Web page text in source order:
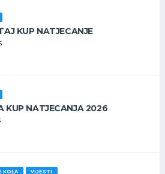
KUP NATJECANJE
KUP NATJECANJA 2026
KOLA VIJESTI